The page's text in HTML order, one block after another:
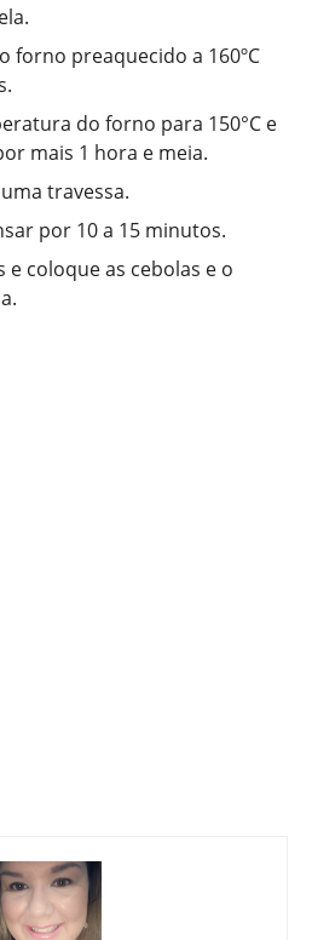
forno preaquecido a 160ºC
do forno para 150°C e
mais 1 hora e meia.
travessa.
por 10 a 15 minutos.
e coloque as cebolas e o